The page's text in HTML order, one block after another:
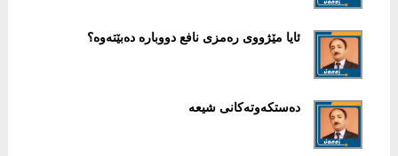
ئایا مێژووی رەمزی نافع دووبارە دەبێتەوە؟
دەستكەوتەكانی شیعە